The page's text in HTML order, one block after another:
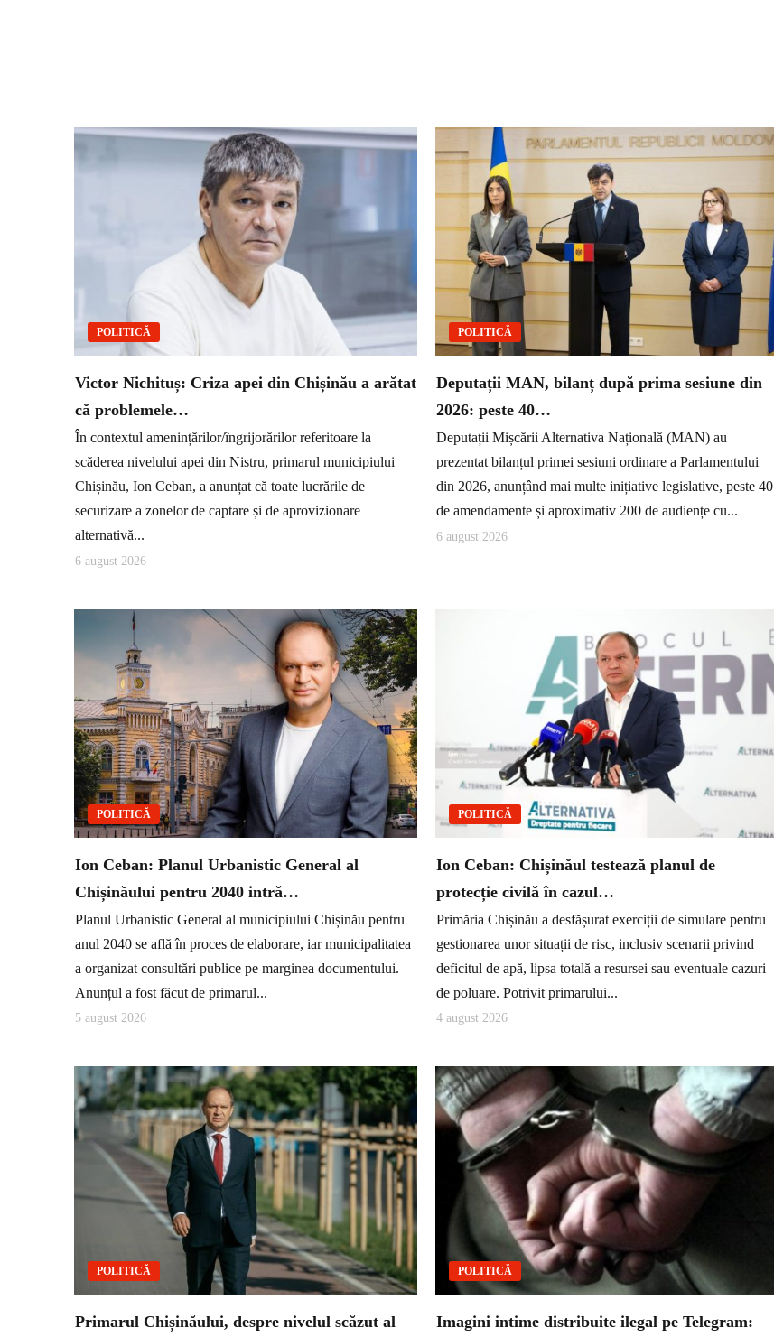
POLITICĂ
Victor Nichituș: Criza apei din Chișinău a arătat
că problemele…
În contextul amenințărilor/îngrijorărilor referitoare la
scăderea nivelului apei din Nistru, primarul municipiului
Chișinău, Ion Ceban, a anunțat că toate lucrările de
securizare a zonelor de captare și de aprovizionare
alternativă...
6 august 2026
POLITICĂ
Deputații MAN, bilanț după prima sesiune din
2026: peste 40…
Deputații Mișcării Alternativa Națională (MAN) au
prezentat bilanțul primei sesiuni ordinare a Parlamentului
din 2026, anunțând mai multe inițiative legislative, peste 40
de amendamente și aproximativ 200 de audiențe cu...
6 august 2026
POLITICĂ
Ion Ceban: Planul Urbanistic General al
Chișinăului pentru 2040 intră…
Planul Urbanistic General al municipiului Chișinău pentru
anul 2040 se află în proces de elaborare, iar municipalitatea
a organizat consultări publice pe marginea documentului.
Anunțul a fost făcut de primarul...
5 august 2026
POLITICĂ
Ion Ceban: Chișinăul testează planul de
protecție civilă în cazul…
Primăria Chișinău a desfășurat exerciții de simulare pentru
gestionarea unor situații de risc, inclusiv scenarii privind
deficitul de apă, lipsa totală a resursei sau eventuale cazuri
de poluare. Potrivit primarului...
4 august 2026
POLITICĂ
Primarul Chișinăului, despre nivelul scăzut al
POLITICĂ
Imagini intime distribuite ilegal pe Telegram: